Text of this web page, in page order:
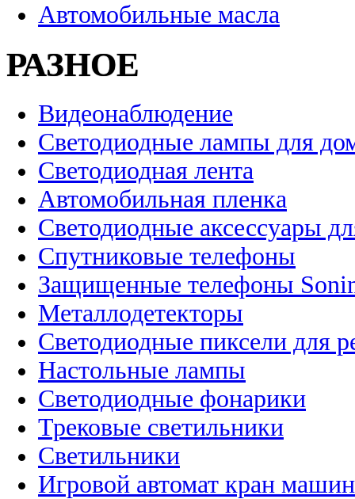
Автомобильные масла
РАЗНОЕ
Видеонаблюдение
Светодиодные лампы для
Светодиодная лента
Автомобильная пленка
Светодиодные аксессуары
Спутниковые телефоны
Защищенные телефоны
Металлодетекторы
Светодиодные пиксели для
Настольные лампы
Светодиодные фонарики
Трековые светильники
Светильники
Игровой автомат кран